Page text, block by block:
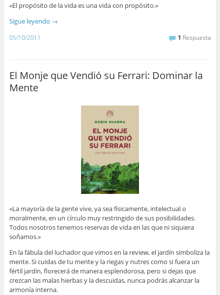
«El propósito de la vida es una vida con propósito.»
Sigue leyendo →
05/10/2011 1 Respuesta
El Monje que Vendió su Ferrari: Dominar la
Mente
«La mayoría de la gente vive, ya sea físicamente, intelectual o
moralmente, en un círculo muy restringido de sus posibilidades.
Todos nosotros tenemos reservas de vida en las que ni siquiera
soñamos.»
En la fábula del luchador que vimos en la review, el jardín simboliza la
mente. Si cuidas de tu mente y la riegas y nutres como si fuera un
fértil jardín, florecerá de manera esplendorosa, pero si dejas que
crezcan las malas hierbas y la descuidas, nunca podrás alcanzar la
armonía interna.